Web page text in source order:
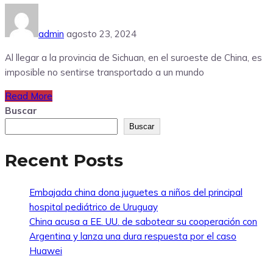
admin agosto 23, 2024
Al llegar a la provincia de Sichuan, en el suroeste de China, es
imposible no sentirse transportado a un mundo
Read More
Buscar
Buscar
Recent Posts
Embajada china dona juguetes a niños del principal
hospital pediátrico de Uruguay
China acusa a EE. UU. de sabotear su cooperación con
Argentina y lanza una dura respuesta por el caso
Huawei